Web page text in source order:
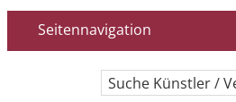
Seitennavigation
Suche Künstler /